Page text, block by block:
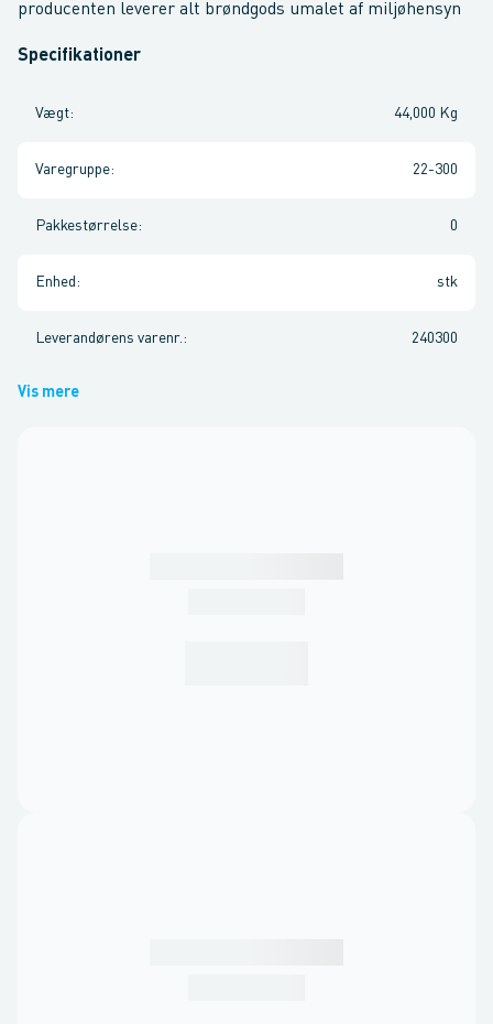
producenten leverer alt brøndgods umalet af miljøhensyn
Specifikationer
Vægt: 44,000 Kg
Varegruppe: 22-300
Pakkestørrelse: 0
Enhed : stk
Leverandørens varenr. : 240300
Vis mere